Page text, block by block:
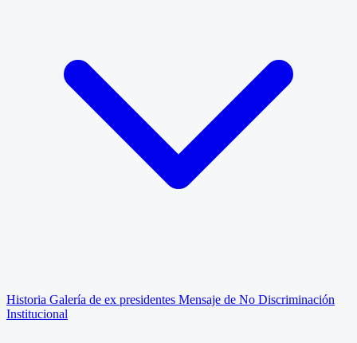
Historia Galería de ex presidentes Mensaje de No Discriminación
Institucional